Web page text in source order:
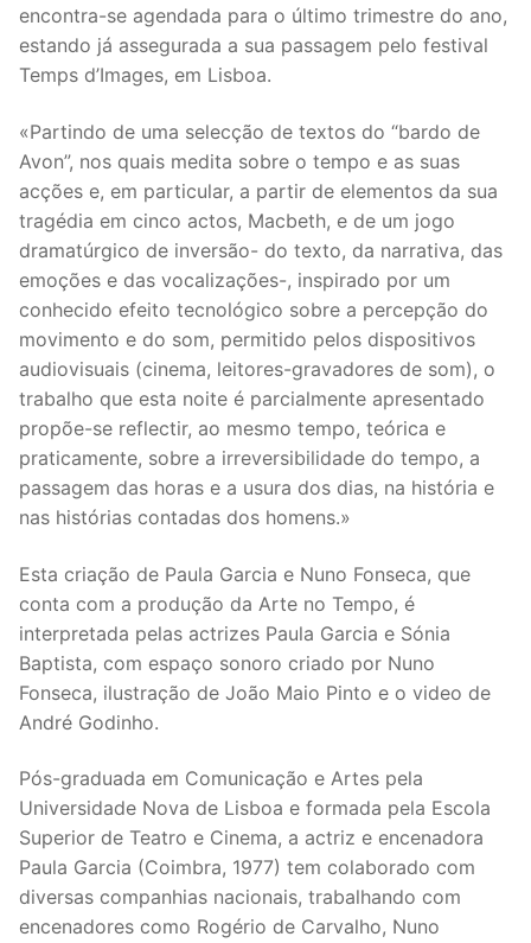
encontra-se agendada para o último trimestre do ano,
estando já assegurada a sua passagem pelo festival
Temps d’Images, em Lisboa.
«Partindo de uma selecção de textos do “bardo de
Avon”, nos quais medita sobre o tempo e as suas
acções e, em particular, a partir de elementos da sua
tragédia em cinco actos, Macbeth, e de um jogo
dramatúrgico de inversão- do texto, da narrativa, das
emoções e das vocalizações-, inspirado por um
conhecido efeito tecnológico sobre a percepção do
movimento e do som, permitido pelos dispositivos
audiovisuais (cinema, leitores-gravadores de som), o
trabalho que esta noite é parcialmente apresentado
propõe-se reflectir, ao mesmo tempo, teórica e
praticamente, sobre a irreversibilidade do tempo, a
passagem das horas e a usura dos dias, na história e
nas histórias contadas dos homens.»
Esta criação de Paula Garcia e Nuno Fonseca, que
conta com a produção da Arte no Tempo, é
interpretada pelas actrizes Paula Garcia e Sónia
Baptista, com espaço sonoro criado por Nuno
Fonseca, ilustração de João Maio Pinto e o video de
André Godinho.
Pós-graduada em Comunicação e Artes pela
Universidade Nova de Lisboa e formada pela Escola
Superior de Teatro e Cinema, a actriz e encenadora
Paula Garcia (Coimbra, 1977) tem colaborado com
diversas companhias nacionais, trabalhando com
encenadores como Rogério de Carvalho, Nuno